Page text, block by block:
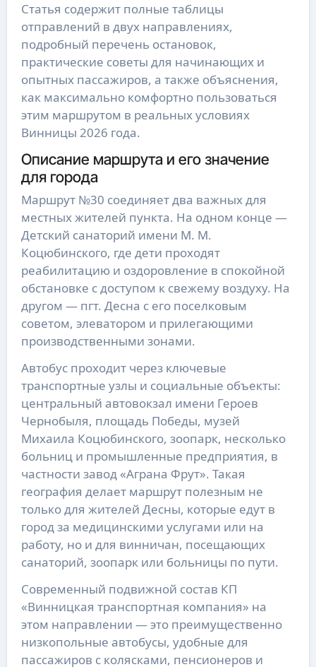
Статья содержит полные таблицы
отправлений в двух направлениях,
подробный перечень остановок,
практические советы для начинающих и
опытных пассажиров, а также объяснения,
как максимально комфортно пользоваться
этим маршрутом в реальных условиях
Винницы 2026 года.
Описание маршрута и его значение
для города
Маршрут №30 соединяет два важных для
местных жителей пункта. На одном конце —
Детский санаторий имени М. М.
Коцюбинского, где дети проходят
реабилитацию и оздоровление в спокойной
обстановке с доступом к свежему воздуху. На
другом — пгт. Десна с его поселковым
советом, элеватором и прилегающими
производственными зонами.
Автобус проходит через ключевые
транспортные узлы и социальные объекты:
центральный автовокзал имени Героев
Чернобыля, площадь Победы, музей
Михаила Коцюбинского, зоопарк, несколько
больниц и промышленные предприятия, в
частности завод «Аграна Фрут». Такая
география делает маршрут полезным не
только для жителей Десны, которые едут в
город за медицинскими услугами или на
работу, но и для винничан, посещающих
санаторий, зоопарк или больницы по пути.
Современный подвижной состав КП
«Винницкая транспортная компания» на
этом направлении — это преимущественно
низкопольные автобусы, удобные для
пассажиров с колясками, пенсионеров и